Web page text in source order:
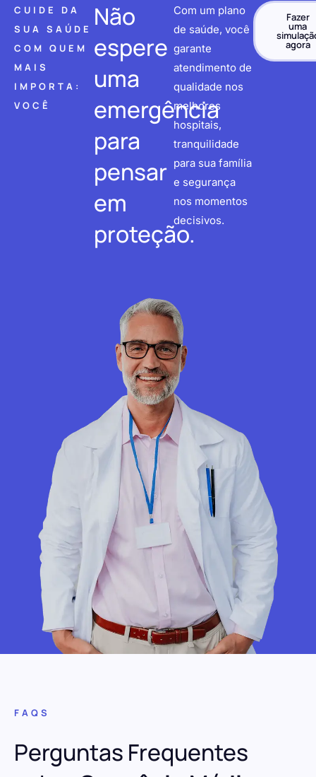
CUIDE DA
SUA SAÚDE
COM QUEM
MAIS
IMPORTA:
VOCÊ
Não
espere
uma
emergência
para
pensar
em
proteção.
Com um plano
de saúde, você
garante
atendimento de
qualidade nos
melhores
hospitais,
tranquilidade
para sua família
e segurança
nos momentos
decisivos.
Fazer
uma
agora
FAQS
Perguntas Frequentes